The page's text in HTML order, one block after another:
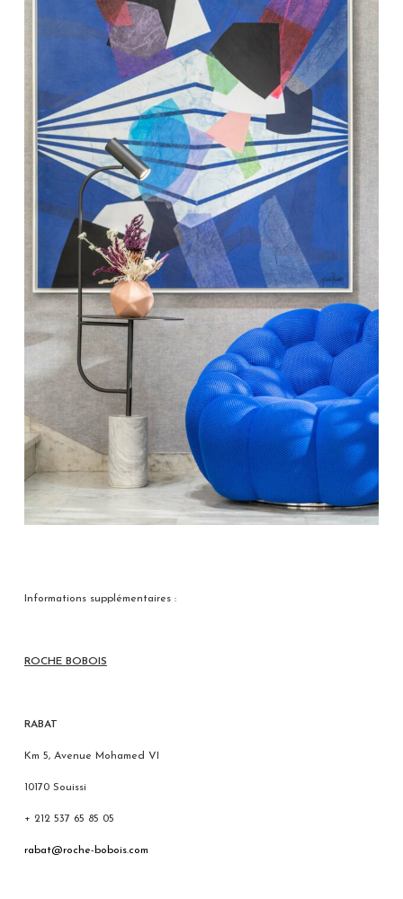
Informations supplémentaires :
ROCHE BOBOIS
RABAT
Km 5, Avenue Mohamed VI
10170 Souissi
+ 212 537 65 85 05
rabat@roche-bobois.com